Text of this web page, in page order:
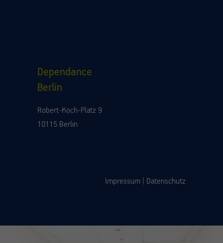
Dependance
Berlin
Robert-Koch-Platz 9
10115 Berlin
Impressum Datenschutz